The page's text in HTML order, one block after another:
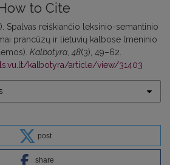
to Cite
Spalvas reiškiančio leksinio-semantinio
prancūzų ir lietuvių kalbose (meninio
Kalbotyra ,48(3), 49–62.
kalbotyra/article/view/31403
post
share